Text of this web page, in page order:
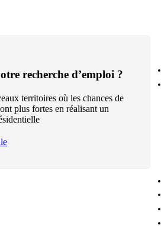
recherche d’emploi ?
territoires où les chances de
plus fortes en réalisant un